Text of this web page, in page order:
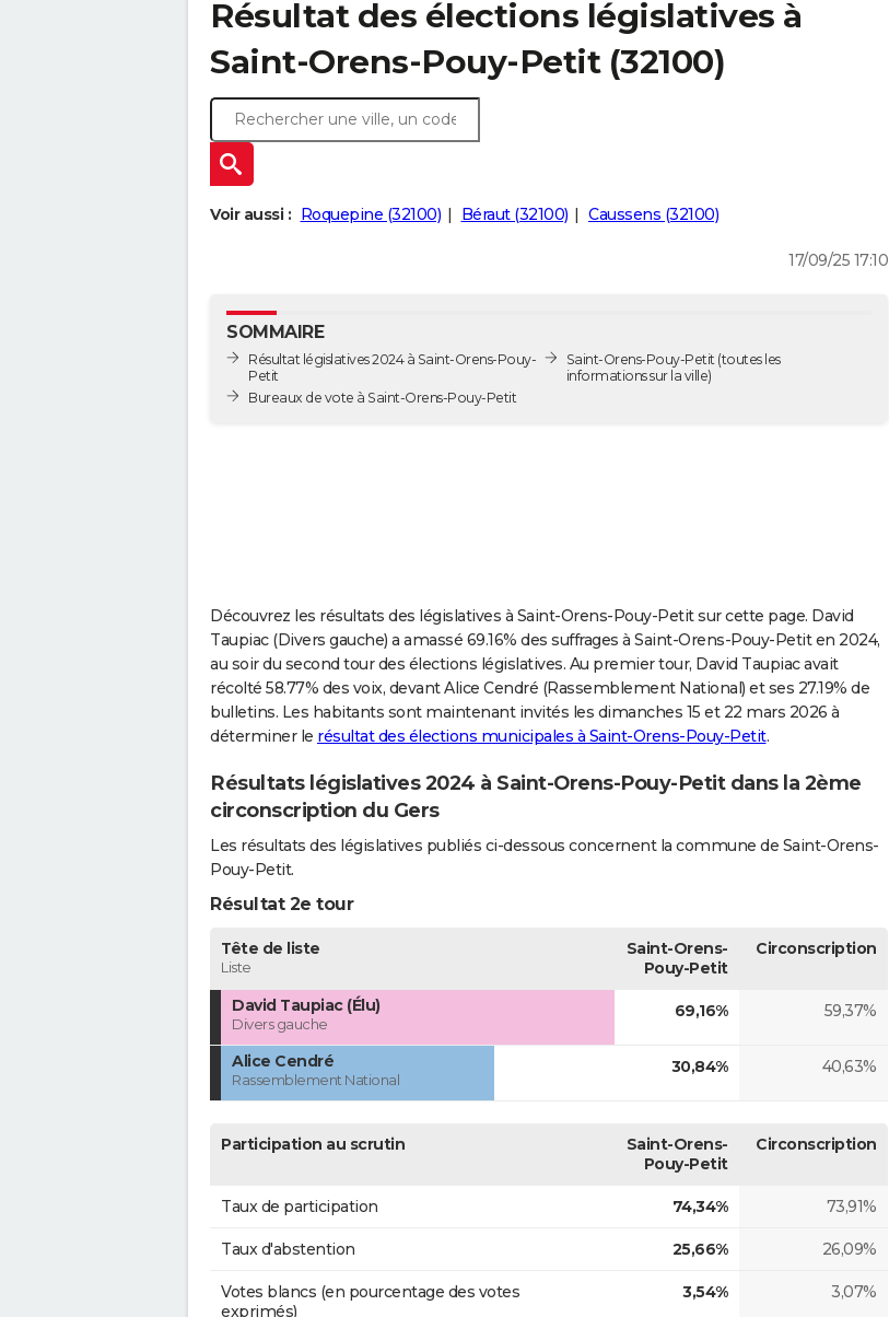
Résultat des élections législatives à
Saint-Orens-Pouy-Petit (32100)
Voir aussi : Roquepine (32100) Béraut (32100) Caussens (32100)
17/09/25 17:10
SOMMAIRE
Résultat législatives 2024 à Saint-Orens-Pouy-
Petit
Bureaux de vote à Saint-Orens-Pouy-Petit
Saint-Orens-Pouy-Petit (toutes les
informations sur la ville)
Découvrez les résultats des législatives à Saint-Orens-Pouy-Petit sur cette page. David
Taupiac (Divers gauche) a amassé 69.16% des suffrages à Saint-Orens-Pouy-Petit en 2024,
au soir du second tour des élections législatives. Au premier tour, David Taupiac avait
récolté 58.77% des voix, devant Alice Cendré (Rassemblement National) et ses 27.19% de
bulletins. Les habitants sont maintenant invités les dimanches 15 et 22 mars 2026 à
déterminer le résultat des élections municipales à Saint-Orens-Pouy-Petit.
Résultats législatives 2024 à Saint-Orens-Pouy-Petit dans la 2ème
circonscription du Gers
Les résultats des législatives publiés ci-dessous concernent la commune de Saint-Orens-
Pouy-Petit.
Résultat 2e tour
Tête de liste
Liste
Saint-Orens-
Pouy-Petit
Circonscription
David Taupiac (Élu)
Divers gauche
69,16% 59,37%
Alice Cendré
Rassemblement National
30,84% 40,63%
Participation au scrutin
Saint-Orens-
Pouy-Petit
Circonscription
Taux de participation 74,34% 73,91%
Taux d'abstention 25,66% 26,09%
Votes blancs (en pourcentage des votes
exprimés)
3,54% 3,07%